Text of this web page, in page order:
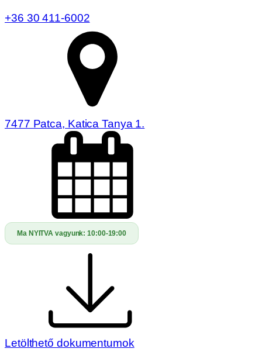
+36 30 411-6002
7477 Patca, Katica Tanya 1.
Ma NYITVA vagyunk:10:00-19:00
Letölthető dokumentumok